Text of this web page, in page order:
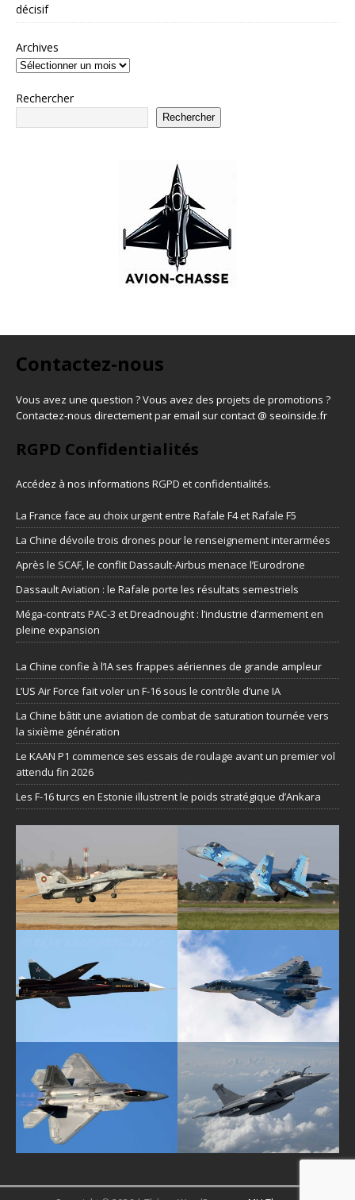
décisif
Archives
Rechercher
Rechercher
Contactez-nous
Vous avez une question ? Vous avez des projets de promotions ?
Contactez-nous directement par email sur contact @ seoinside.fr
RGPD Confidentialités
Accédez à nos informations RGPD et confidentialités.
La France face au choix urgent entre Rafale F4 et Rafale F5
La Chine dévoile trois drones pour le renseignement interarmées
Après le SCAF, le conflit Dassault-Airbus menace l’Eurodrone
Dassault Aviation : le Rafale porte les résultats semestriels
Méga-contrats PAC-3 et Dreadnought : l’industrie d’armement en
pleine expansion
La Chine confie à l’IA ses frappes aériennes de grande ampleur
L’US Air Force fait voler un F-16 sous le contrôle d’une IA
La Chine bâtit une aviation de combat de saturation tournée vers
la sixième génération
Le KAAN P1 commence ses essais de roulage avant un premier vol
attendu fin 2026
Les F-16 turcs en Estonie illustrent le poids stratégique d’Ankara